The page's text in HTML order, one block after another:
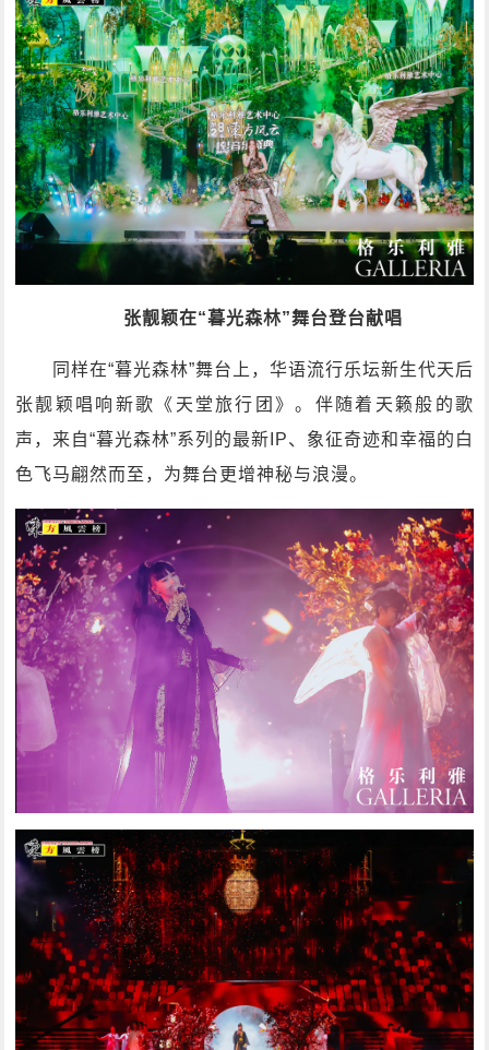
张靓颖在“暮光森林”舞台登台献唱
同样在“暮光森林”舞台上，华语流行乐坛新生代天后
张靓颖唱响新歌《天堂旅行团》。伴随着天籁般的歌
声，来自“暮光森林”系列的最新IP、象征奇迹和幸福的白
色飞马翩然而至，为舞台更增神秘与浪漫。